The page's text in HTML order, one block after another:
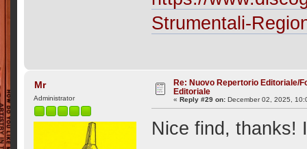
Strumentali-
Mr
Administrator
Re: Nuovo Repertorio Editoriale/
Editoriale
«Reply #29 on: December 02, 2025,
Nice find, thanks!